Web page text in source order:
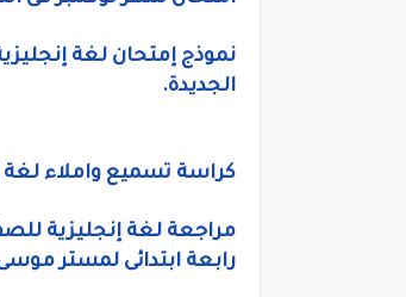
نموذج إمتحان لغة
الجديدة.
كراسة تسميع واملاء لغة
رابعة ابتدائى لمستر